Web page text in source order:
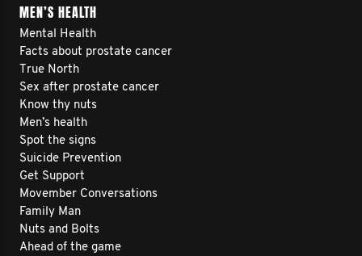
MEN’S HEALTH
Mental Health
Facts about prostate cancer
True North
Sex after prostate cancer
Know thy nuts
Men’s health
Spot the signs
Suicide Prevention
Get Support
Movember Conversations
Family Man
Nuts and Bolts
Ahead of the game